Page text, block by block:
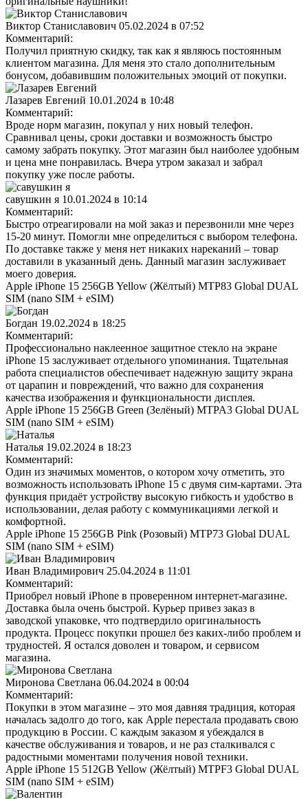
Виктор Станиславович 05.02.2024 в 07:52
Комментарий:
Получил приятную скидку, так как я являюсь постоянным
клиентом магазина. Для меня это стало дополнительным
бонусом, добавившим положительных эмоций от покупки.
Лазарев Евгений 10.01.2024 в 10:48
Комментарий:
Вроде норм магазин, покупал у них новый телефон.
Сравнивал цены, сроки доставки и возможность быстро
самому забрать покупку. Этот магазин был наиболее удобным
и цена мне понравилась. Вчера утром заказал и забрал
покупку уже после работы.
савушкин я 10.01.2024 в 10:14
Комментарий:
Быстро отреагировали на мой заказ и перезвонили мне через
15-20 минут. Помогли мне определиться с выбором телефона.
По доставке также у меня нет никаких нареканий – товар
доставили в указанный день. Данный магазин заслуживает
моего доверия.
Apple iPhone 15 256GB Yellow (Жёлтый) MTP83 Global DUAL
SIM (nano SIM + eSIM)
Богдан 19.02.2024 в 18:25
Комментарий:
Профессионально наклеенное защитное стекло на экране
iPhone 15 заслуживает отдельного упоминания. Тщательная
работа специалистов обеспечивает надежную защиту экрана
от царапин и повреждений, что важно для сохранения
качества изображения и функциональности дисплея.
Apple iPhone 15 256GB Green (Зелёный) MTPA3 Global DUAL
SIM (nano SIM + eSIM)
Наталья 19.02.2024 в 18:23
Комментарий:
Один из значимых моментов, о котором хочу отметить, это
возможность использовать iPhone 15 с двумя сим-картами. Эта
функция придаёт устройству высокую гибкость и удобство в
использовании, делая работу с коммуникациями легкой и
комфортной.
Apple iPhone 15 256GB Pink (Розовый) MTP73 Global DUAL
SIM (nano SIM + eSIM)
Иван Владимирович 25.04.2024 в 11:01
Комментарий:
Приобрел новый iPhone в проверенном интернет-магазине.
Доставка была очень быстрой. Курьер привез заказ в
заводской упаковке, что подтвердило оригинальность
продукта. Процесс покупки прошел без каких-либо проблем и
трудностей. Я остался доволен и товаром, и сервисом
магазина.
Миронова Светлана 06.04.2024 в 00:04
Комментарий:
Покупки в этом магазине – это моя давняя традиция, которая
началась задолго до того, как Apple перестала продавать свою
продукцию в России. С каждым заказом я убеждался в
качестве обслуживания и товаров, и не раз сталкивался с
радостными моментами получения новой техники.
Apple iPhone 15 512GB Yellow (Жёлтый) MTPF3 Global DUAL
SIM (nano SIM + eSIM)